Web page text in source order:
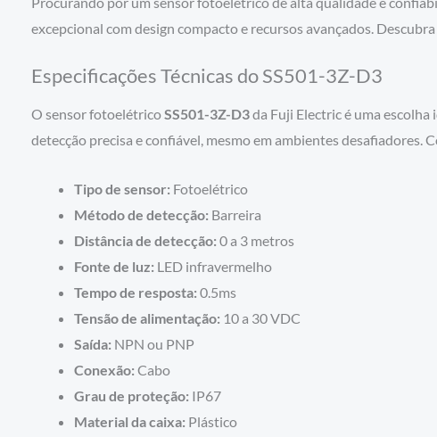
excepcional com design compacto e recursos avançados.
Especificações Técnicas do SS501-3Z-D3
O sensor fotoelétricoSS501-3Z-D3da Fuji Electric é uma
detecção precisa e confiável, mesmo em ambientes desafiadores.
Tipo de sensor: Fotoelétrico
Método de detecção: Barreira
Distância de detecção: 0 a 3 metros
Fonte de luz: LED infravermelho
Tempo de resposta: 0.5ms
Tensão de alimentação: 10 a 30 VDC
Saída: NPN ou PNP
Conexão: Cabo
Grau de proteção: IP67
Material da caixa: Plástico